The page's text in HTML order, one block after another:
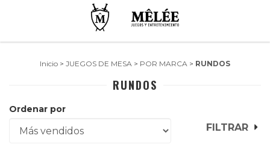
Inicio > JUEGOS DE MESA > POR MARCA > RUNDOS
RUNDOS
Ordenar por
FILTRAR